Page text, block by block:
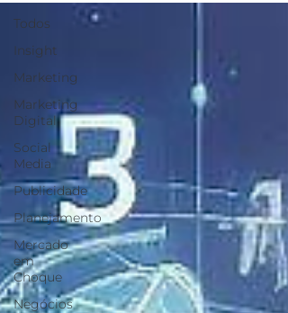
Todos
Insight
Marketing
Marketing
Digital
Social
Media
Publicidade
Planejamento
Mercado
em
Choque
Negócios